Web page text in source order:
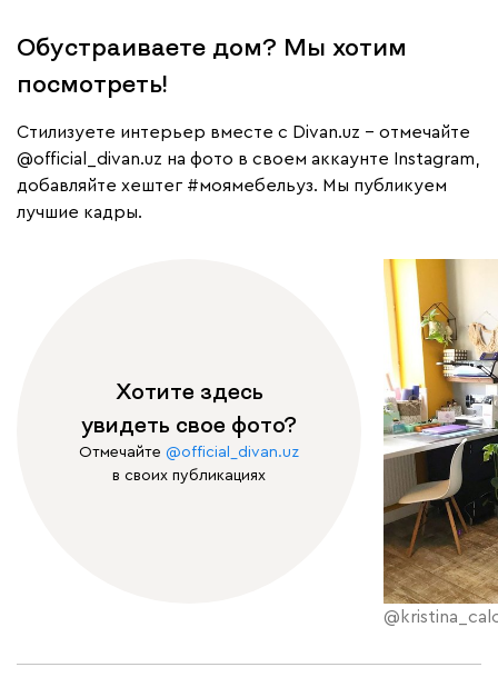
Обустраиваете дом? Мы хотим
посмотреть!
Cтилизуете интерьер вместе с Divan.uz – отмечайте
@official_divan.uz на фото в своем аккаунте Instagram,
добавляйте хештег #моямебельуз. Мы публикуем
лучшие кадры.
Хотите здесь
увидеть свое фото?
Отмечайте @official_divan.uz
в своих публикациях